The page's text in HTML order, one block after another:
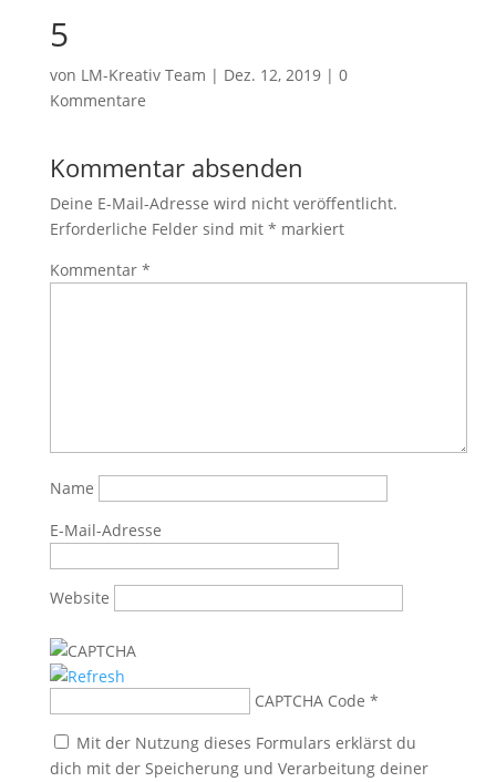
5
von LM-Kreativ Team | Dez. 12, 2019| 0
Kommentare
Kommentar absenden
Deine E-Mail-Adresse wird nicht veröffentlicht.
Erforderliche Felder sind mit * markiert
Kommentar *
Name
E-Mail-Adresse
Website
CAPTCHA Code *
Mit der Nutzung dieses Formulars erklärst du
dich mit der Speicherung und Verarbeitung deiner